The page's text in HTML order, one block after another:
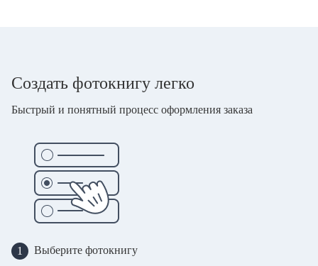
Создать фотокнигу легко
Быстрый и понятный процесс оформления заказа
1 Выберите фотокнигу